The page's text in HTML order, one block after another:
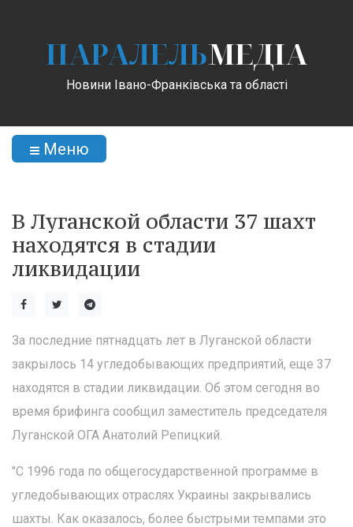
ПАРАЛЕЛЬМЕДІА
Новини Івано-Франківська та області
Меню
В Луганской области 37 шахт
находятся в стадии
ликвидации
За последние пятнадцать лет в Луганской области
закрылось 14 угледобывающих предприятий, еще 37
находятся в стадии ликвидации. Об этом сегодня во
время брифинга сообщил заместитель председателя
Луганской ОГА Анатолий Репицкий.
"С 1996 года по общегосударственной программе в
угледобывающих отраслях Украины закрывались
шахты. Как оказалось, более быстрыми темпами это